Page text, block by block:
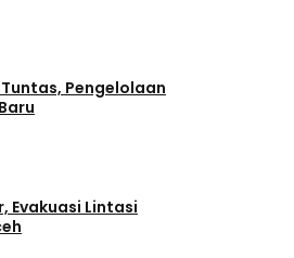
Tuntas, Pengelolaan
Evakuasi Lintasi